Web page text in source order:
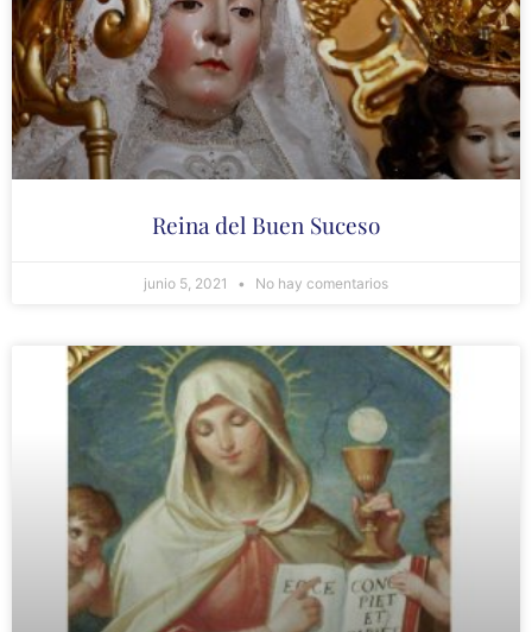
Reina del Buen Suceso
junio 5, 2021 No hay comentarios